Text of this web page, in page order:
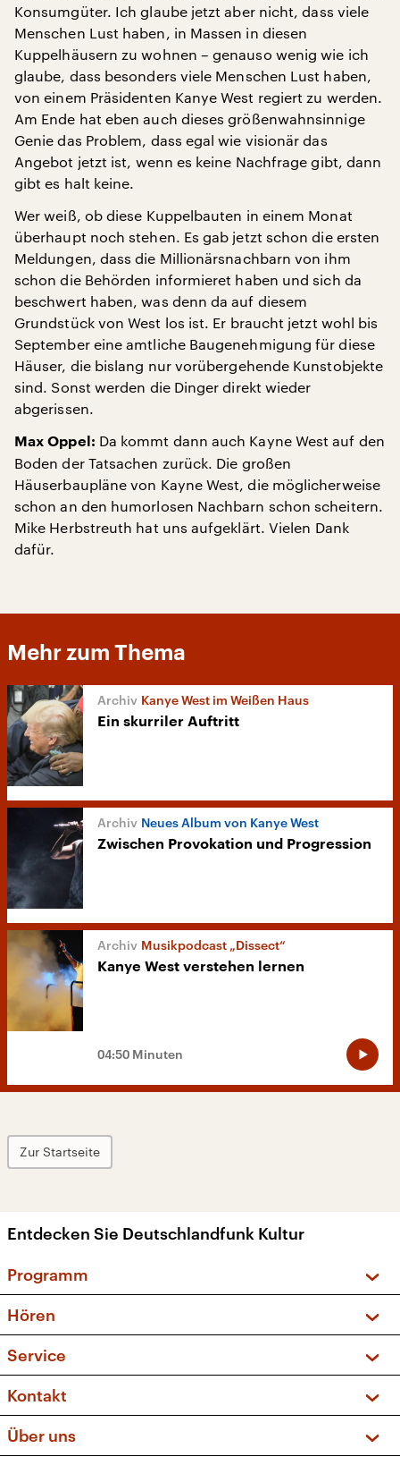
Konsumgüter. Ich glaube jetzt aber nicht, dass viele
Menschen Lust haben, in Massen in diesen
Kuppelhäusern zu wohnen – genauso wenig wie ich
glaube, dass besonders viele Menschen Lust haben,
von einem Präsidenten Kanye West regiert zu werden.
Am Ende hat eben auch dieses größenwahnsinnige
Genie das Problem, dass egal wie visionär das
Angebot jetzt ist, wenn es keine Nachfrage gibt, dann
gibt es halt keine.
Wer weiß, ob diese Kuppelbauten in einem Monat
überhaupt noch stehen. Es gab jetzt schon die ersten
Meldungen, dass die Millionärsnachbarn von ihm
schon die Behörden informieret haben und sich da
beschwert haben, was denn da auf diesem
Grundstück von West los ist. Er braucht jetzt wohl bis
September eine amtliche Baugenehmigung für diese
Häuser, die bislang nur vorübergehende Kunstobjekte
sind. Sonst werden die Dinger direkt wieder
abgerissen.
Max Oppel: Da kommt dann auch Kayne West auf den
Boden der Tatsachen zurück. Die großen
Häuserbaupläne von Kayne West, die möglicherweise
schon an den humorlosen Nachbarn schon scheitern.
Mike Herbstreuth hat uns aufgeklärt. Vielen Dank
dafür.
Mehr zum Thema
Kanye West im Weißen Haus
Ein skurriler Auftritt
Neues Album von Kanye West
Zwischen Provokation und Progression
Musikpodcast „Dissect“
Kanye West verstehen lernen
04:50 Minuten
Zur Startseite
Entdecken Sie Deutschlandfunk Kultur
Programm
Sendungen und Podcasts
Musikliste
Kakadu – Das Kinderprogramm
Hören
Frequenzen (UKW + DAB+)
Service
FAQ
Apps
Newsletter
Kontakt
Social Media
Über uns